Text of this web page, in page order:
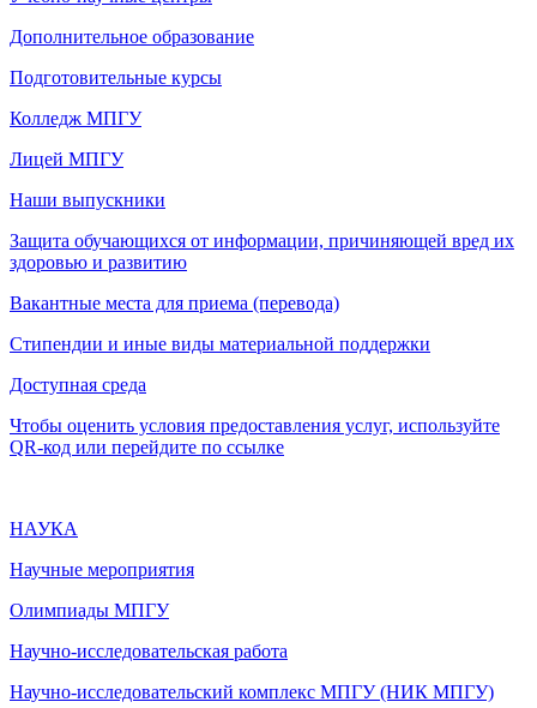
Дополнительное образование
Подготовительные курсы
Колледж МПГУ
Лицей МПГУ
Наши выпускники
Защита обучающихся от информации, причиняющей вред их
здоровью и развитию
Вакантные места для приема (перевода)
Стипендии и иные виды материальной поддержки
Доступная среда
Чтобы оценить условия предоставления услуг, используйте
QR-код или перейдите по ссылке
НАУКА
Научные мероприятия
Олимпиады МПГУ
Научно-исследовательская работа
Научно-исследовательский комплекс МПГУ (НИК МПГУ)